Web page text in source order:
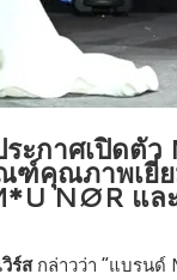
กาศเปิดตั
คุณภาพเยี่
NØR แ
ร์สกล่าวว่า “แบรนด์